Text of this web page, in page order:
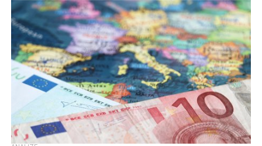
Trimestrul al treilea arată o revenire a activităţii pe piaţa
românească de fuziuni şi achiziţii – în pofida unei scăderi a
numărului...